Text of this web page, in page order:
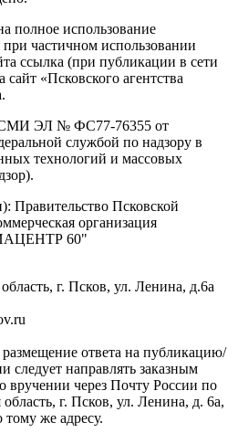
полное использование
при частичном использовании
ссылка (при публикации в сети
«Псковского агентства
СМИ ЭЛ № ФС77-76355 от
службой по надзору в
технологий и массовых
Правительство Псковской
организация
60"
г. Псков, ул. Ленина, д.6а
ответа на публикацию/
направлять заказным
вручении через Почту России по
г. Псков, ул. Ленина, д. 6а,
же адресу.